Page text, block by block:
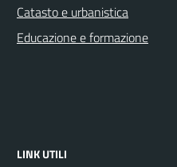
Catasto e urbanistica
Educazione e formazione
LINK UTILI